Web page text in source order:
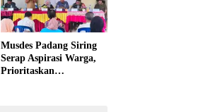
Musdes Padang Siring
Serap Aspirasi Warga,
Prioritaskan